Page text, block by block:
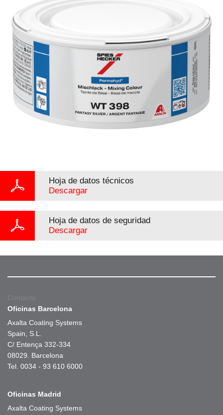
Hoja de datos técnicos
Descargar
Hoja de datos de seguridad
Descargar
Contacto
Oficinas Barcelona
Axalta Coating Systems
Spain, S.L.
C/ Entença 332-334
08029. Barcelona
Tel. 0034 - 93 610 6000
Oficinas Madrid
Axalta Coating Systems